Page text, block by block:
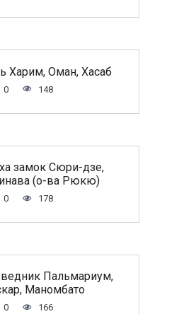
Харим, Оман, Хасаб
0 148
замок Сюри-дзе,
(о-ва Рюкю)
0 178
Пальмариум,
Маномбато
0 166